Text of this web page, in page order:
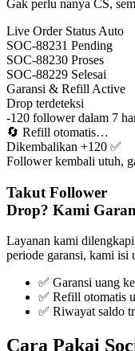
Gak perlu nanya CS,
Live Order Status Auto
SOC-88231 Pending
SOC-88230 Proses
SOC-88229 Selesai
Garansi & Refill Active
Drop terdeteksi
-120 follower dalam 7
🔄 Refill otomatis…
Dikembalikan +120 ✅
Follower kembali utuh,
Takut Follower
Drop? Kami
Layanan kami dilengkapi
periode garansi, kami isi
✅ Garansi uang
✅ Refill otomatis
✅ Riwayat saldo
Cara Pakai